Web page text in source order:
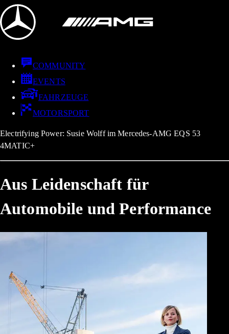
COMMUNITY
EVENTS
FAHRZEUGE
MOTORSPORT
Electrifying Power: Susie Wolff im Mercedes-AMG EQS 53
4MATIC+
Aus Leidenschaft für
Automobile und Performance